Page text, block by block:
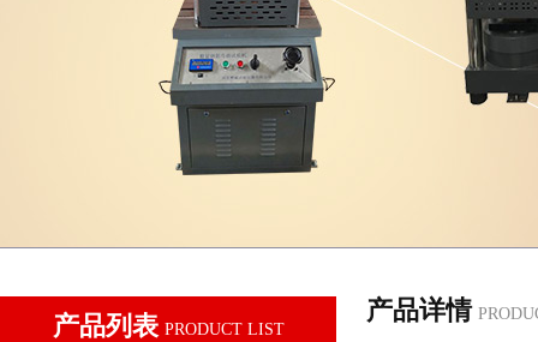
产品详情
产品列表 PRODUCT LIST